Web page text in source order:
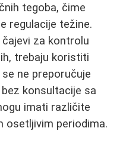
tegoba, čime
regulacije težine.
za kontrolu
trebaju koristiti
ne preporučuje
konsultacije sa
imati različite
osetljivim periodima.